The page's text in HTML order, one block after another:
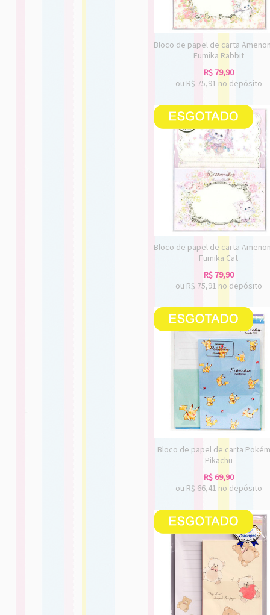
Bloco de papel de carta
Fumika Rabbit
R$ 79,90
ou R$ 75,91 no depósito
Bloco de papel de carta
Fumika Cat
R$ 79,90
ou R$ 75,91 no depósito
Bloco de papel de carta
Pikachu
R$69,90
ou R$ 66,41 no depósito